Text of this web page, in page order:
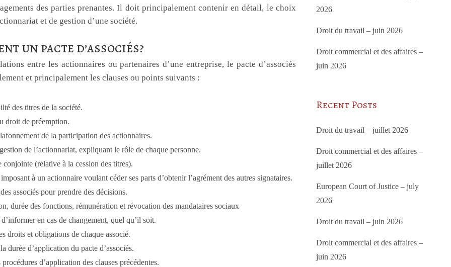
des parties prenantes. Il doit principalement contenir en détail, le choix
et de gestion d’une société.
un pacte d’associés?
entre les actionnaires ou partenaires d’une entreprise, le pacte d’associés
et principalement les clauses ou points suivants :
des titres de la société.
droit de préemption.
de la participation des actionnaires.
de l’actionnariat, expliquant le rôle de chaque personne.
conjointe (relative à la cession des titres).
à un actionnaire voulant céder ses parts d’obtenir l’agrément des autres signataires.
associés pour prendre des décisions.
durée des fonctions, rémunération et révocation des mandataires sociaux
en cas de changement, quel qu’il soit.
droits et obligations de chaque associé.
durée d’application du pacte d’associés.
d’application des clauses précédentes.
2026
Droit du travail – juin 2026
Droit commercial et des affaires –
juin 2026
Recent Posts
Droit du travail – juillet 2026
Droit commercial et des affaires –
juillet 2026
European Court of Justice – july
2026
Droit du travail – juin 2026
Droit commercial et des affaires –
juin 2026